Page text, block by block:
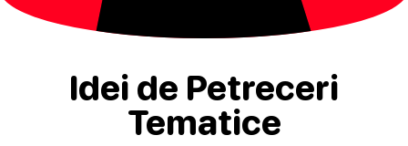
Idei de Petreceri
Tematice